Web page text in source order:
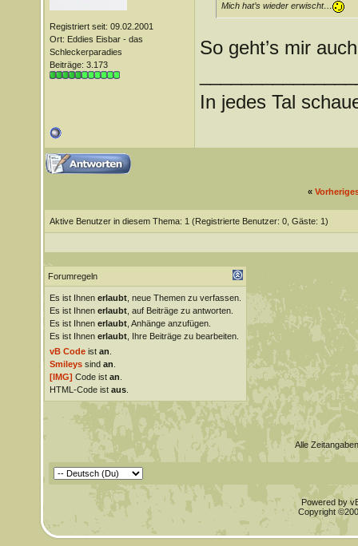
Registriert seit: 09.02.2001
Ort: Eddies Eisbar - das
Schleckerparadies
Beiträge: 3.173
Mich hat’s wieder erwischt…
So geht’s mir
In jedes Tal
«
Aktive Benutzer in diesem Thema: 1 (Registrierte Benutzer: 0, Gäste: 1)
Forumregeln
Es ist Ihnen erlaubt, neue Themen zu verfassen.
Es ist Ihnen erlaubt, auf Beiträge zu antworten.
Es ist Ihnen erlaubt, Anhänge anzufügen.
Es ist Ihnen erlaubt, Ihre Beiträge zu bearbeiten.
vB Codeist an
Smileyssind an
[IMG] Code ist an
HTML-Code ist aus.
Alle
Powered by
Copyright